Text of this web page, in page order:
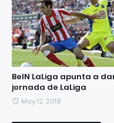
BeIN LaLiga apunta a
jornada de LaLiga
May 12, 2018